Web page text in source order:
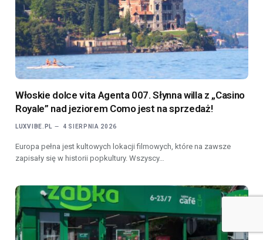
Włoskie dolce vita Agenta 007. Słynna willa z „Casino
Royale” nad jeziorem Como jest na sprzedaż!
LUXVIBE.PL 4 SIERPNIA 2026
Europa pełna jest kultowych lokacji filmowych, które na zawsze
zapisały się w historii popkultury. Wszyscy…